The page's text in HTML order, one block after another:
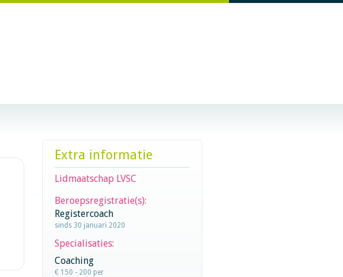
Extra informatie
Lidmaatschap LVSC
Beroepsregistratie(s):
Registercoach
sinds 30 januari 2020
Specialisaties:
Coaching
€ 150 - 200 per